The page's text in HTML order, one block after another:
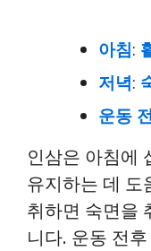
아침:
저녁:
운동
인삼은 아침에
유지하는 데 도
취하면 숙면을
니다. 운동 전